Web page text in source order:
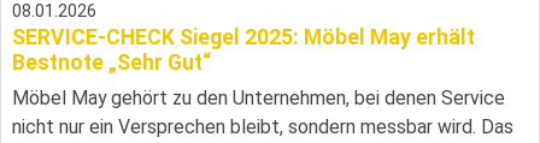
08.01.2026
SERVICE-CHECK Siegel 2025: Möbel May erhält
Bestnote „Sehr Gut“
Möbel May gehört zu den Unternehmen, bei denen Service
nicht nur ein Versprechen bleibt, sondern messbar wird. Das